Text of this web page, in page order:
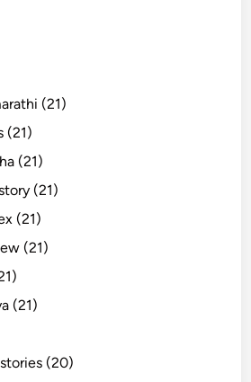
(21)
(21)
(21)
(21)
(21)
(21)
(21)
(20)